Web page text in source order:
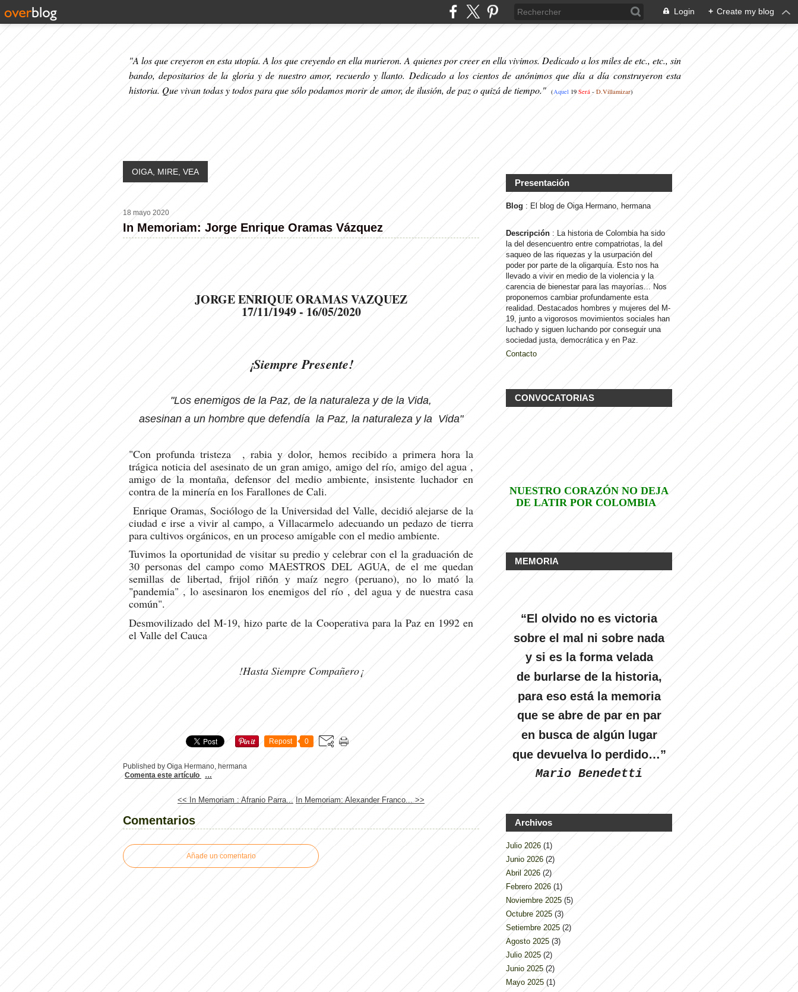
Login + Create my blog
"A los que creyeron en esta utopía. A los que creyendo en ella murieron. A quienes por creer en ella vivimos. Dedicado a los miles de etc., etc., sin
bando, depositarios de la gloria y de nuestro amor, recuerdo y llanto. Dedicado a los cientos de anónimos que día a día construyeron esta
historia. Que vivan todas y todos para que sólo podamos morir de amor, de ilusión, de paz o quizá de tiempo." (Aquel 19 Será - D.Villamizar)
OIGA, MIRE, VEA
18 mayo 2020
In Memoriam: Jorge Enrique Oramas Vázquez
JORGE ENRIQUE ORAMAS VAZQUEZ
17/11/1949 - 16/05/2020
¡Siempre Presente!
"Los enemigos de la Paz, de la naturaleza y de la Vida,
asesinan a un hombre que defendía la Paz, la naturaleza y la Vida"
"Con profunda tristeza , rabia y dolor, hemos recibido a primera hora la
trágica noticia del asesinato de un gran amigo, amigo del río, amigo del agua ,
amigo de la montaña, defensor del medio ambiente, insistente luchador en
contra de la minería en los Farallones de Cali.
Enrique Oramas, Sociólogo de la Universidad del Valle, decidió alejarse de la
ciudad e irse a vivir al campo, a Villacarmelo adecuando un pedazo de tierra
para cultivos orgánicos, en un proceso amigable con el medio ambiente.
Tuvimos la oportunidad de visitar su predio y celebrar con el la graduación de
30 personas del campo como MAESTROS DEL AGUA, de el me quedan
semillas de libertad, frijol riñón y maíz negro (peruano), no lo mató la
"pandemia" , lo asesinaron los enemigos del río , del agua y de nuestra casa
común".
Desmovilizado del M-19, hizo parte de la Cooperativa para la Paz en 1992 en
el Valle del Cauca
!Hasta Siempre Compañero¡
Repost 0
Published by Oiga Hermano, hermana
Comenta este artículo
…
<< In Memoriam : Afranio Parra... In Memoriam: Alexander Franco... >>
Comentarios
Añade un comentario
Presentación
Blog : El blog de Oiga Hermano, hermana
Descripción : La historia de Colombia ha sido
la del desencuentro entre compatriotas, la del
saqueo de las riquezas y la usurpación del
poder por parte de la oligarquía. Esto nos ha
llevado a vivir en medio de la violencia y la
carencia de bienestar para las mayorías... Nos
proponemos cambiar profundamente esta
realidad. Destacados hombres y mujeres del M-
19, junto a vigorosos movimientos sociales han
luchado y siguen luchando por conseguir una
sociedad justa, democrática y en Paz.
Contacto
CONVOCATORIAS
NUESTRO CORAZÓN NO DEJA
DE LATIR POR COLOMBIA
MEMORIA
“El olvido no es victoria
sobre el mal ni sobre nada
y si es la forma velada
de burlarse de la historia,
para eso está la memoria
que se abre de par en par
en busca de algún lugar
que devuelva lo perdido…”
Mario Benedetti
Archivos
Julio 2026 (1)
Junio 2026 (2)
Abril 2026 (2)
Febrero 2026 (1)
Noviembre 2025 (5)
Octubre 2025 (3)
Setiembre 2025 (2)
Agosto 2025 (3)
Julio 2025 (2)
Junio 2025 (2)
Mayo 2025 (1)